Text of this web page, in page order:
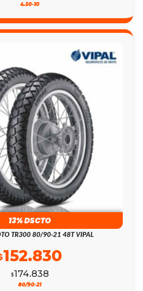
4.50-10
13% DSCTO
TR300 80/90-21 48T VIPAL
$174.838
152.830
80/90-21